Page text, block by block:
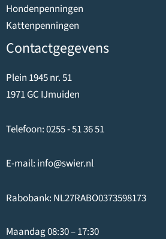
Hondenpenningen
Kattenpenningen
Contactgegevens
Plein 1945 nr. 51
1971 GC IJmuiden
Telefoon:0255 - 51 36 51
E-mail: info@swier.nl
Rabobank: NL27RABO0373598173
Maandag 08:30 – 17:30